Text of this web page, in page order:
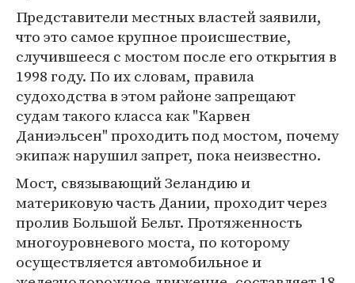
Представители местных властей заявили,
что это самое крупное происшествие,
случившееся с мостом после его открытия в
1998 году. По их словам, правила
судоходства в этом районе запрещают
судам такого класса как "Карвен
Даниэльсен" проходить под мостом, почему
экипаж нарушил запрет, пока неизвестно.
Мост, связывающий Зеландию и
материковую часть Дании, проходит через
пролив Большой Бельт. Протяженность
многоуровневого моста, по которому
осуществляется автомобильное и